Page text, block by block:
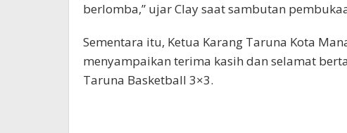
berlomba,” ujar Clay saat sambutan
Sementara itu, Ketua Karang Taruna Kota
menyampaikan terima kasih dan selamat
Taruna Basketball 3×3.